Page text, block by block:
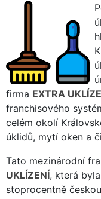
firma EXTRA
franchisového
celém okolí
úklidů, mytí oken a
Tato mezinárodní
UKLÍZENÍ, která
stoprocentně